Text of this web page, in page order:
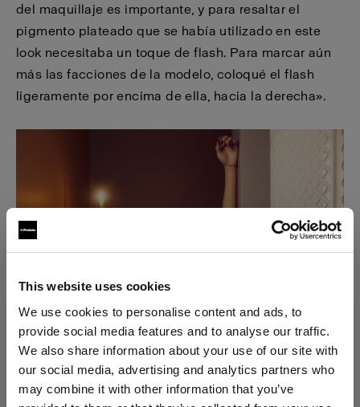
This website uses cookies
We use cookies to personalise content and ads, to
provide social media features and to analyse our traffic.
We also share information about your use of our site with
our social media, advertising and analytics partners who
may combine it with other information that you’ve
del maquillaje es importante, y para resaltar el
pigmento plateado que se había utilizado en este
look necesitaba un toque de flash. Para marcar aún
más las facciones de la modelo, coloqué el flash
ligeramente por encima de ella, hacia la derecha».